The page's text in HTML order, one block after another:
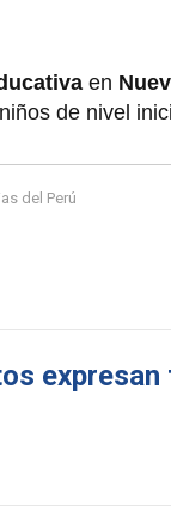
en
de nivel
del Perú